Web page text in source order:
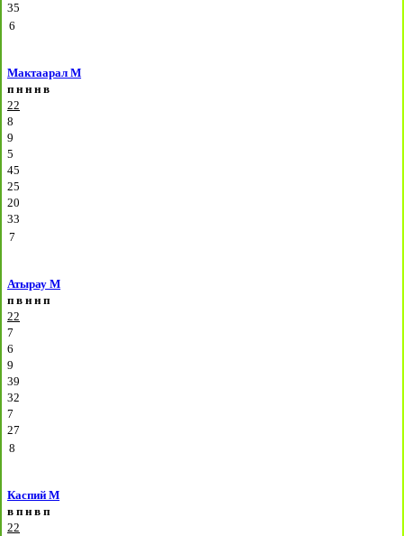
35
6
Мактаарал М
п н н н в
22
8
9
5
45
25
20
33
7
Атырау М
п в н н п
22
7
6
9
39
32
7
27
8
Каспий М
в п н в п
22